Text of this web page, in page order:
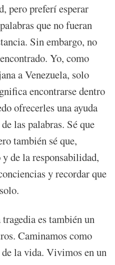
pero preferí esperar
que no fueran
Sin embargo, no
Yo, como
a Venezuela, solo
encontrarse dentro
ofrecerles una ayuda
las palabras. Sé que
también sé que,
de la responsabilidad,
y recordar que
es también un
Caminamos como
la vida. Vivimos en un